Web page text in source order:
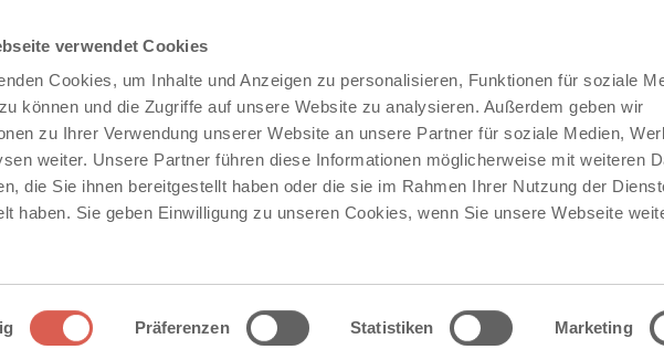
verwendet Cookies
Cookies, um Inhalte und Anzeigen zu personalisieren, Funktionen für soziale
können und die Zugriffe auf unsere Website zu analysieren. Außerdem geben wir
zu Ihrer Verwendung unserer Website an unsere Partner für soziale Medien,
weiter. Unsere Partner führen diese Informationen möglicherweise mit weiteren
die Sie ihnen bereitgestellt haben oder die sie im Rahmen Ihrer Nutzung der
haben. Sie geben Einwilligung zu unseren Cookies, wenn Sie unsere Webseite
Präferenzen Statistiken Marketing
MAHORA®GROSSSTUFE